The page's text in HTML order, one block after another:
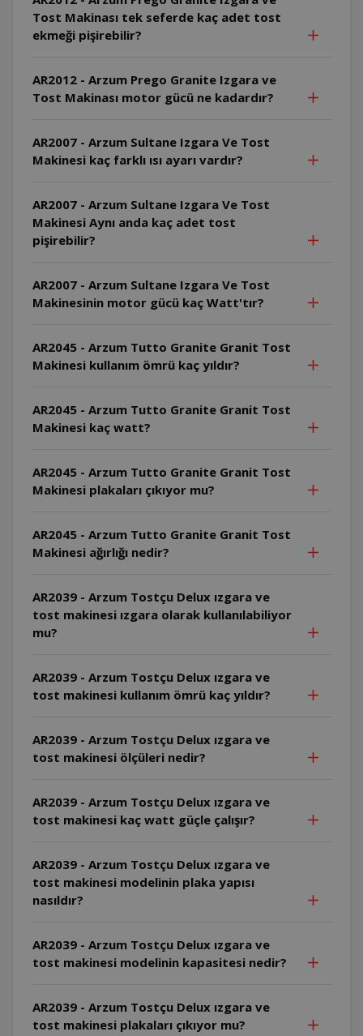
Tost Makinası tek seferde kaç adet tost
ekmeği pişirebilir?
AR2012 - Arzum Prego Granite Izgara ve
Tost Makinası motor gücü ne kadardır?
AR2007 - Arzum Sultane Izgara Ve Tost
Makinesi kaç farklı ısı ayarı vardır?
AR2007 - Arzum Sultane Izgara Ve Tost
Makinesi Aynı anda kaç adet tost
pişirebilir?
AR2007 - Arzum Sultane Izgara Ve Tost
Makinesinin motor gücü kaç Watt'tır?
AR2045 - Arzum Tutto Granite Granit Tost
Makinesi kullanım ömrü kaç yıldır?
AR2045 - Arzum Tutto Granite Granit Tost
Makinesi kaç watt?
AR2045 - Arzum Tutto Granite Granit Tost
Makinesi plakaları çıkıyor mu?
AR2045 - Arzum Tutto Granite Granit Tost
Makinesi ağırlığı nedir?
AR2039 - Arzum Tostçu Delux ızgara ve
tost makinesi ızgara olarak kullanılabiliyor
mu?
AR2039 - Arzum Tostçu Delux ızgara ve
tost makinesi kullanım ömrü kaç yıldır?
AR2039 - Arzum Tostçu Delux ızgara ve
tost makinesi ölçüleri nedir?
AR2039 - Arzum Tostçu Delux ızgara ve
tost makinesi kaç watt güçle çalışır?
AR2039 - Arzum Tostçu Delux ızgara ve
tost makinesi modelinin plaka yapısı
nasıldır?
AR2039 - Arzum Tostçu Delux ızgara ve
tost makinesi modelinin kapasitesi nedir?
AR2039 - Arzum Tostçu Delux ızgara ve
tost makinesi plakaları çıkıyor mu?